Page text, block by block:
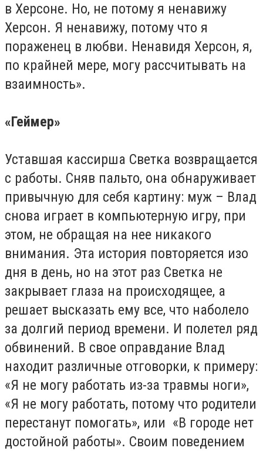
в Херсоне. Но, не потому я ненавижу
Херсон. Я ненавижу, потому что я
пораженец в любви. Ненавидя Херсон, я,
по крайней мере, могу рассчитывать на
взаимность».
«Геймер»
Уставшая кассирша Светка возвращается
с работы. Сняв пальто, она обнаруживает
привычную для себя картину: муж – Влад
снова играет в компьютерную игру, при
этом, не обращая на нее никакого
внимания. Эта история повторяется изо
дня в день, но на этот раз Светка не
закрывает глаза на происходящее, а
решает высказать ему все, что наболело
за долгий период времени. И полетел ряд
обвинений. В свое оправдание Влад
находит различные отговорки, к примеру:
«Я не могу работать из-за травмы ноги»,
«Я не могу работать, потому что родители
перестанут помогать», или «В городе нет
достойной работы». Своим поведением